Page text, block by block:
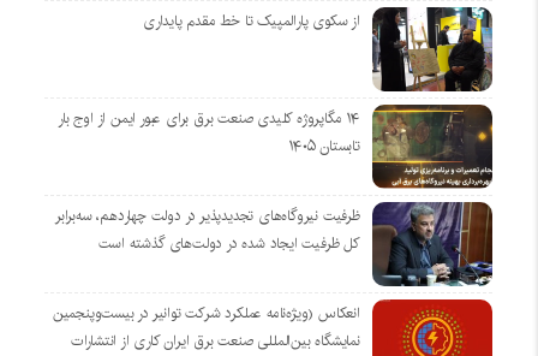
از سکوی پارالمپیک تا خط مقدم پایداری
۱۴ مگاپروژه‌ کلیدی صنعت برق برای عبور ایمن از اوج بار
تابستان ۱۴۰۵
ظرفیت نیروگاه‌های تجدیدپذیر در دولت چهاردهم، سه‌برابر
کل ظرفیت ایجاد شده در دولت‌های گذشته است
انعکاس (ویژه‌نامه عملکرد شرکت توانیر در بیست‌وپنجمین
نمایشگاه بین‌المللی صنعت برق ایران کاری از انتشارات